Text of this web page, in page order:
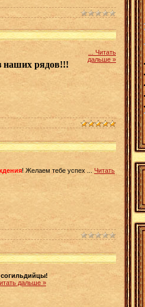
наших рядов!!!
Читать
дальше »
! Желаем тебе успех
Читать
дальше »